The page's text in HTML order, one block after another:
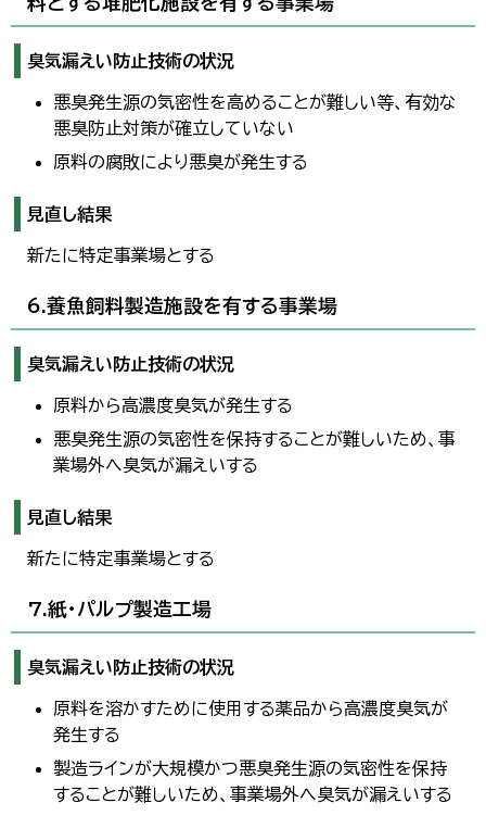
臭気漏えい防止技術の状況
悪臭発生源の気密性を高めることが難しい等、有効な
悪臭防止対策が確立していない
原料の腐敗により悪臭が発生する
見直し結果
新たに特定事業場とする
6.養魚飼料製造施設を有する事業場
臭気漏えい防止技術の状況
原料から高濃度臭気が発生する
悪臭発生源の気密性を保持することが難しいため、事
業場外へ臭気が漏えいする
見直し結果
新たに特定事業場とする
7.紙・パルプ製造工場
臭気漏えい防止技術の状況
原料を溶かすために使用する薬品から高濃度臭気が
発生する
製造ラインが大規模かつ悪臭発生源の気密性を保持
することが難しいため、事業場外へ臭気が漏えいする